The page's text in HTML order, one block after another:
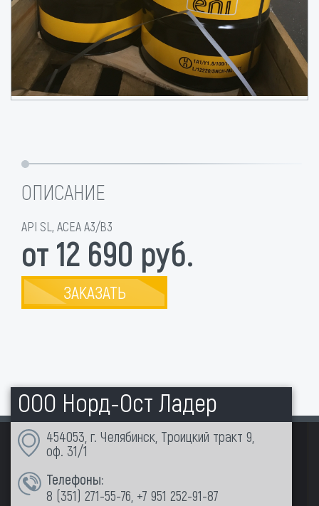
ОПИСАНИЕ
API SL, ACEA A3/B3
от 12 690 руб.
ЗАКАЗАТЬ
ООО Норд-Ост Ладер
454053, г. Челябинск, Троицкий тракт 9,
оф. 31/1
Телефоны:
8 (351) 271-55-76 +7 951 252-91-87